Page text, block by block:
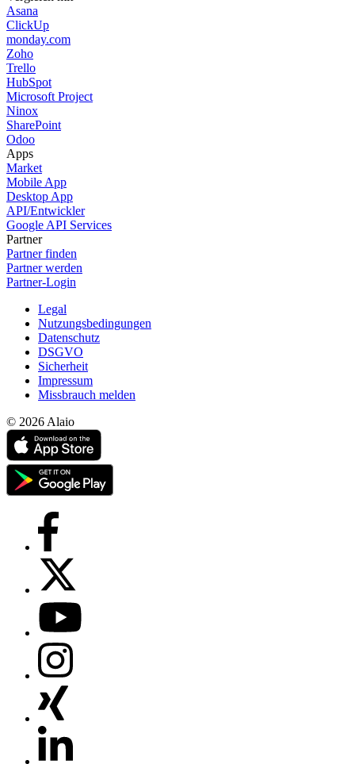
Asana
ClickUp
monday.com
Zoho
Trello
HubSpot
Microsoft Project
Ninox
SharePoint
Odoo
Apps
Market
Mobile App
Desktop App
API/Entwickler
Google API Services
Partner
Partner finden
Partner werden
Partner-Login
Legal
Nutzungsbedingungen
Datenschutz
DSGVO
Sicherheit
Impressum
Missbrauch melden
© 2026 Alaio